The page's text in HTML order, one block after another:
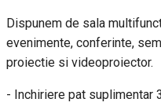
Dispunem de sala
evenimente, conferinte,
proiectie si videoproiector.
- Inchiriere pat suplimentar